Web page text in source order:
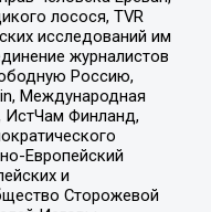
лосося, TVR
исследований им
журналистов
Россию,
Международная
ИстЧам Финланд,
Европейский
и
Сторожевой